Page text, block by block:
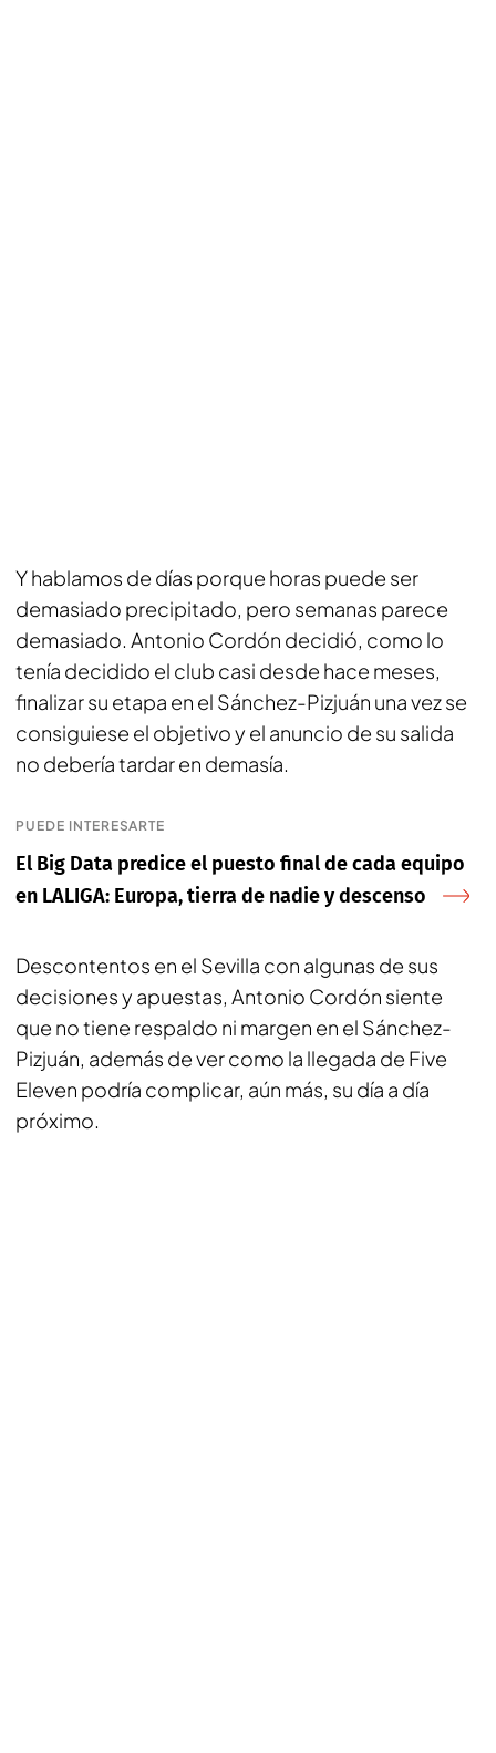
Y hablamos de días porque horas puede ser
demasiado precipitado, pero semanas parece
demasiado. Antonio Cordón decidió, como lo
tenía decidido el club casi desde hace meses,
finalizar su etapa en el Sánchez-Pizjuán una vez se
consiguiese el objetivo y el anuncio de su salida
no debería tardar en demasía.
PUEDE INTERESARTE
El Big Data predice el puesto final de cada equipo
en LALIGA: Europa, tierra de nadie y descenso
Descontentos en el Sevilla con algunas de sus
decisiones y apuestas, Antonio Cordón siente
que no tiene respaldo ni margen en el Sánchez-
Pizjuán, además de ver como la llegada de Five
Eleven podría complicar, aún más, su día a día
próximo.